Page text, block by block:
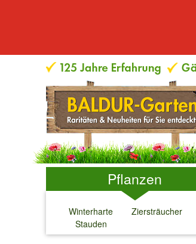
Pflanzen
Winterharte
Stauden
↓
Ziersträucher
↓
↓